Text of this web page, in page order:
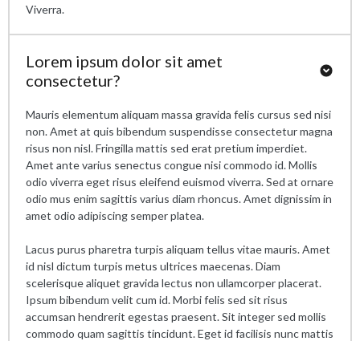
Viverra.
Lorem ipsum dolor sit amet
consectetur?
Mauris elementum aliquam massa gravida felis cursus sed nisi
non. Amet at quis bibendum suspendisse consectetur magna
risus non nisl. Fringilla mattis sed erat pretium imperdiet.
Amet ante varius senectus congue nisi commodo id. Mollis
odio viverra eget risus eleifend euismod viverra. Sed at ornare
odio mus enim sagittis varius diam rhoncus. Amet dignissim in
amet odio adipiscing semper platea.
Lacus purus pharetra turpis aliquam tellus vitae mauris. Amet
id nisl dictum turpis metus ultrices maecenas. Diam
scelerisque aliquet gravida lectus non ullamcorper placerat.
Ipsum bibendum velit cum id. Morbi felis sed sit risus
accumsan hendrerit egestas praesent. Sit integer sed mollis
commodo quam sagittis tincidunt. Eget id facilisis nunc mattis